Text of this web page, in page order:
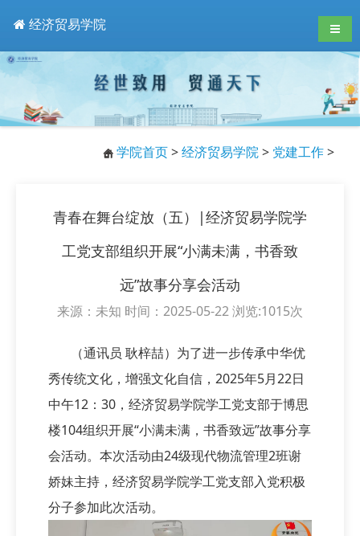
经济贸易学院 导航
学院首页>经济贸易学院> 党建工作>
青春在舞台绽放（五）|经济贸易学院学
工党支部组织开展“小满未满，书香致
远”故事分享会活动
来源：未知 时间：2025-05-22 浏览:1015次
（通讯员 耿梓喆）为了进一步传承中华优
秀传统文化，增强文化自信，2025年5月22日
中午12：30，经济贸易学院学工党支部于博思
楼104组织开展“小满未满，书香致远”故事分享
会活动。本次活动由24级现代物流管理2班谢
娇妹主持，经济贸易学院学工党支部入党积极
分子参加此次活动。